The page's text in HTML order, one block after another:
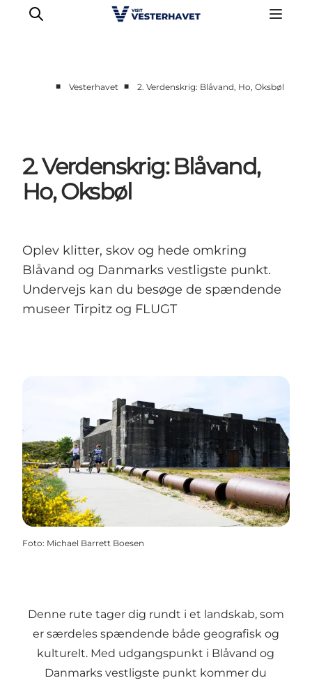
Vores Byer
Mad & Overnatning
Køb billet
■ Vesterhavet ■ 2. Verdenskrig: Blåvand, Ho, Oksbøl
2. Verdenskrig: Blåvand,
Ho, Oksbøl
Oplev klitter, skov og hede omkring
Blåvand og Danmarks vestligste punkt.
Undervejs kan du besøge de spændende
museer Tirpitz og FLUGT
Foto: Michael Barrett Boesen
Denne rute tager dig rundt i et landskab, som
er særdeles spændende både geografisk og
kulturelt. Med udgangspunkt i Blåvand og
Danmarks vestligste punkt kommer du